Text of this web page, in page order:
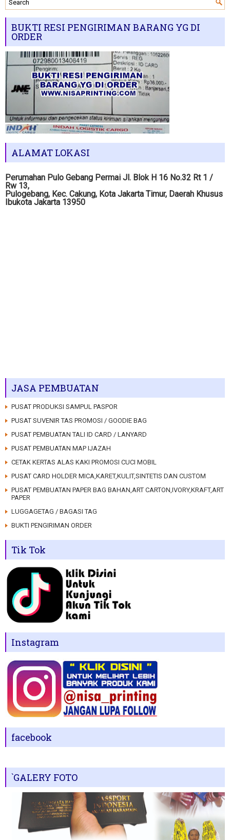
BUKTI RESI PENGIRIMAN BARANG YG DI
ORDER
ALAMAT LOKASI
Perumahan Pulo Gebang Permai Jl. Blok H 16 No.32 Rt 1 /
Rw 13,
Pulogebang, Kec. Cakung, Kota Jakarta Timur, Daerah Khusus
Ibukota Jakarta 13950
JASA PEMBUATAN
PUSAT PRODUKSI SAMPUL PASPOR
PUSAT SUVENIR TAS PROMOSI / GOODIE BAG
PUSAT PEMBUATAN TALI ID CARD / LANYARD
PUSAT PEMBUATAN MAP IJAZAH
CETAK KERTAS ALAS KAKI PROMOSI CUCI MOBIL
PUSAT CARD HOLDER MICA,KARET,KULIT,SINTETIS DAN CUSTOM
PUSAT PEMBUATAN PAPER BAG BAHAN,ART CARTON,IVORY,KRAFT,ART
PAPER
LUGGAGETAG / BAGASI TAG
BUKTI PENGIRIMAN ORDER
Tik Tok
Instagram
facebook
`GALERY FOTO